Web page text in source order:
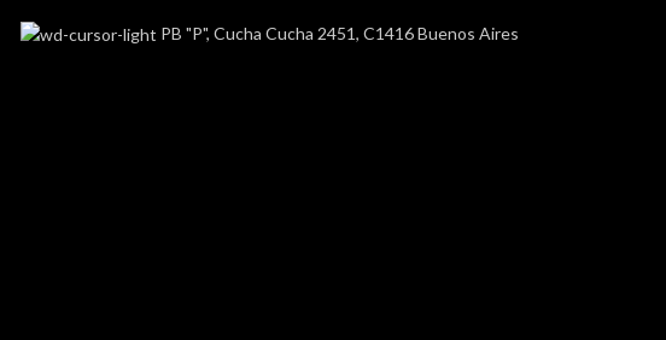
PB "P", Cucha Cucha 2451, C1416 Buenos Aires